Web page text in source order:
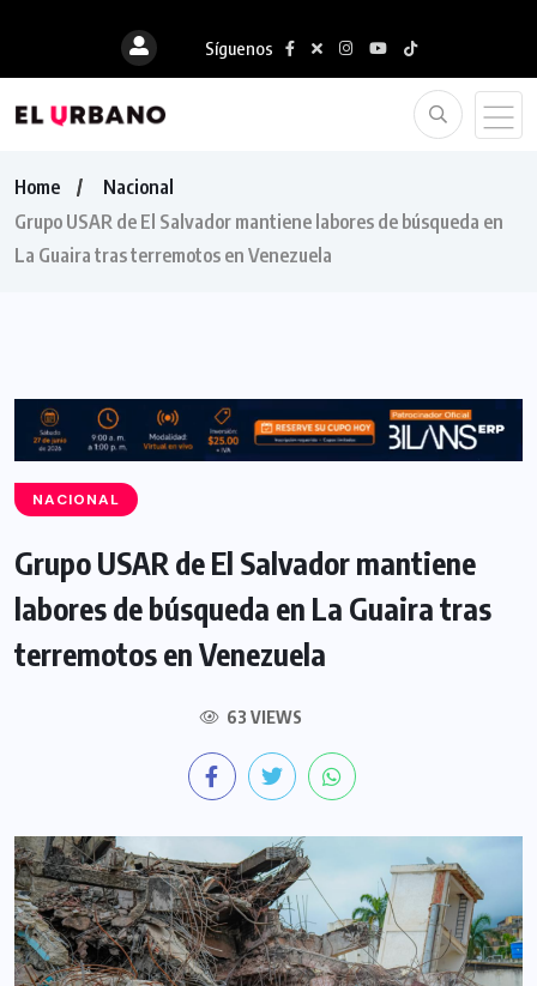
Síguenos
Home
Nacional
Grupo USAR de El Salvador mantiene labores de búsqueda en
La Guaira tras terremotos en Venezuela
NACIONAL
Grupo USAR de El Salvador mantiene
labores de búsqueda en La Guaira tras
terremotos en Venezuela
63 VIEWS